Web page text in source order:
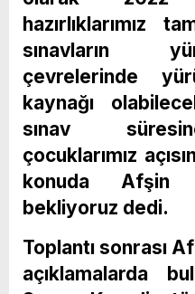
hazırlıklarımız
sınavların
çevrelerinde
kaynağı
sınav
çocuklarımız
konuda Afşin
bekliyoruz dedi.
Toplantı sonrası
açıklamalarda